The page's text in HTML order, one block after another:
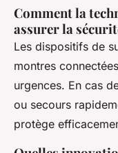
Comment la
assurer la
Les dispositifs de
montres
urgences. En cas
ou secours
protège